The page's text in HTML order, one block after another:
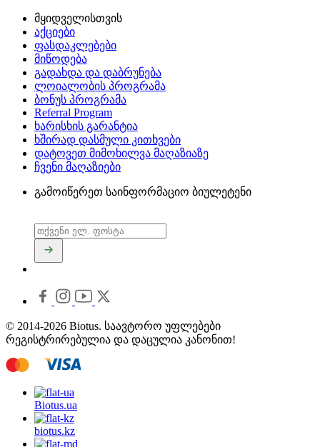
მყიდველისთვის
აქციები
ფასდაკლებები
მიწოდება
გადახდა და დაბრუნება
ლოიალობის პროგრამა
ბონუს პროგრამა
Referral Program
ხარისხის გარანტია
ხშირად დასმული კითხვები
დატოვეთ მიმოხილვა მაღაზიაზე
ჩვენი მაღაზიები
გამოიწერეთ საინფორმაციო ბიულეტენი
© 2014-2026 Biotus. საავტორო უფლებები
რეგისტრირებულია და დაცულია კანონით!
Biotus.ua
biotus.kz